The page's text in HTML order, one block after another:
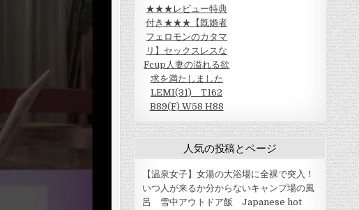
★★★レビュー特典
付き★★★【既婚者
フェロモンのカタマ
リ】セックスレスな
Fcup人妻の溢れる欲
求を満たしました
LEMI(31) T162
B89(F) W58 H88
人気の投稿とページ
【温泉女子】女湯の大浴場に全裸で突入！
いつ人が来るか分からないキャンプ場の風
呂 雪中アウトドア飯 Japanese hot